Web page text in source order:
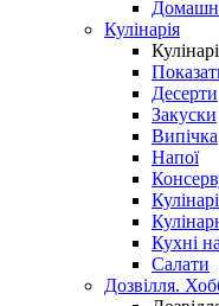
Кулінарія
Десерти
Закуски
Випічка
Напої
Кухні
Салати
Дозвілля.